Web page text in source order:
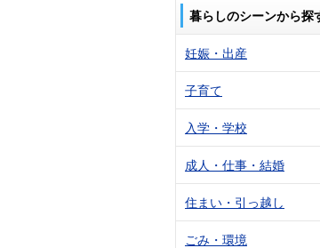
暮らしのシーンから探
妊娠・出産
子育て
入学・学校
成人・仕事・結婚
住まい・引っ越し
ごみ・環境